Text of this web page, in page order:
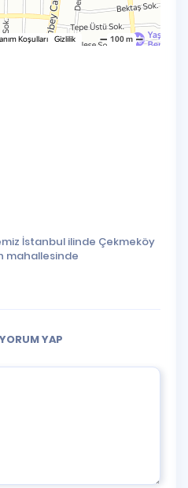
İstanbul ilinde Çekmeköy
mahallesinde
YAP